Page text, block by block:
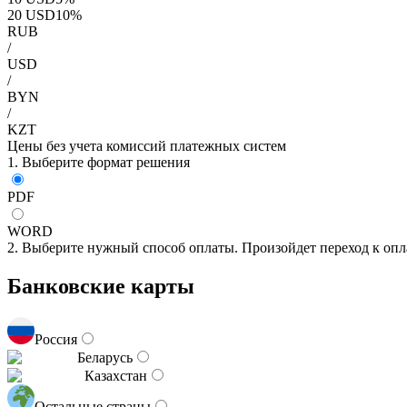
20 USD10%
RUB
/
USD
/
BYN
/
KZT
Цены без учета комиссий платежных систем
1. Выберите формат решения
PDF
WORD
2. Выберите нужный способ оплаты. Произойдет переход к
Банковские карты
Россия
Беларусь
Казахстан